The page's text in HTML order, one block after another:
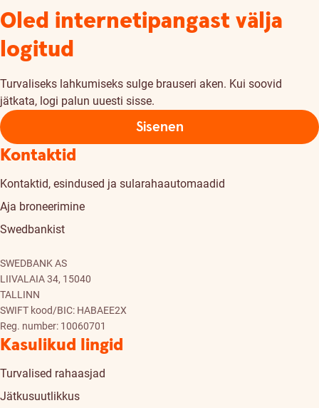
Oled internetipangast välja
logitud
Turvaliseks lahkumiseks sulge brauseri aken. Kui soovid
jätkata, logi palun uuesti sisse.
Sisenen
Kontaktid
Kontaktid, esindused ja sularahaautomaadid
Aja broneerimine
Swedbankist
SWEDBANK AS
LIIVALAIA 34, 15040
TALLINN
SWIFT kood/BIC: HABAEE2X
Reg. number: 10060701
Kasulikud lingid
Turvalised rahaasjad
Jätkusuutlikkus